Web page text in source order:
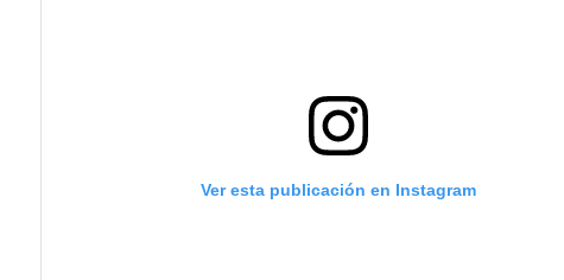
Ver esta publicación en Instagram